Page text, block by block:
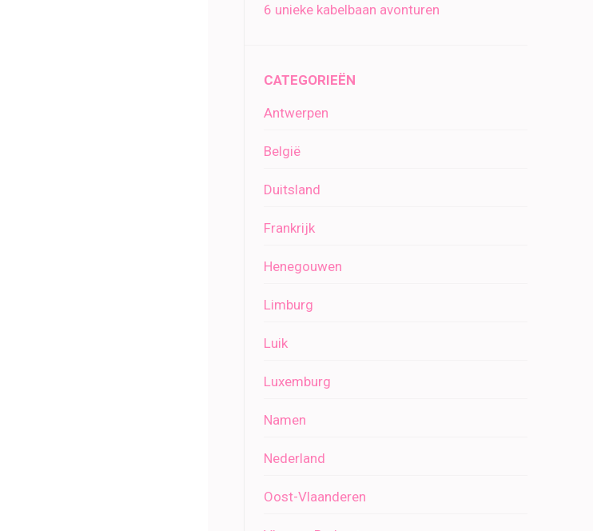
6 unieke kabelbaan avonturen
CATEGORIEËN
Antwerpen
België
Duitsland
Frankrijk
Henegouwen
Limburg
Luik
Luxemburg
Namen
Nederland
Oost-Vlaanderen